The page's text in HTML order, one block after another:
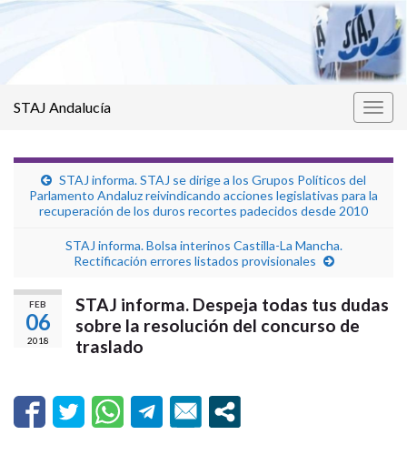
STAJ Andalucía
STAJ informa. STAJ se dirige a los Grupos Políticos del
Parlamento Andaluz reivindicando acciones legislativas para la
recuperación de los duros recortes padecidos desde 2010
STAJ informa. Bolsa interinos Castilla-La Mancha.
Rectificación errores listados provisionales
FEB
06
2018
STAJ informa. Despeja todas tus dudas
sobre la resolución del concurso de
traslado